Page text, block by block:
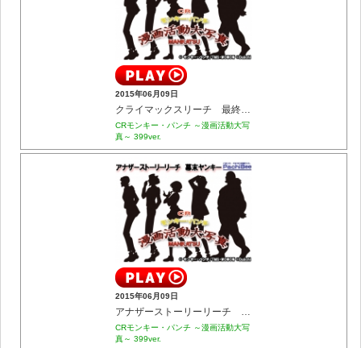
2015年06月09日
クライマックスリーチ 最終決戦スパイ貴族
CRモンキー・パンチ ～漫画活動大写
真～ 399ver.
2015年06月09日
アナザーストーリーリーチ 幕末ヤンキー
CRモンキー・パンチ ～漫画活動大写
真～ 399ver.